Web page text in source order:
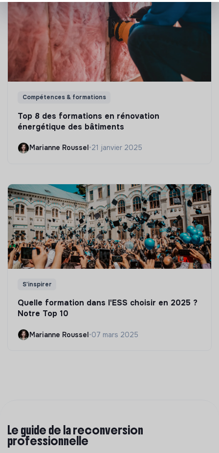
Compétences & formations
Top 8 des formations en rénovation
énergétique des bâtiments
Marianne Roussel•21 janvier 2025
S'inspirer
Quelle formation dans l'ESS choisir en 2025 ?
Notre Top 10
Marianne Roussel•07 mars 2025
Le guide de la reconversion
professionnelle